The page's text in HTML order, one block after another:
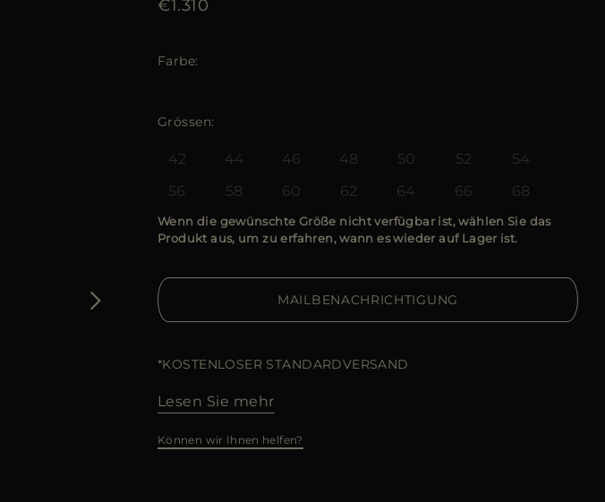
€1.310
Farbe
Grössen
42 44 46 48 50 52
54
56
58 60 62 64 66 68
Wenn die gewünschte Größe nicht verfügbar ist, wählen Sie das
Produkt aus, um zu erfahren, wann es wieder auf Lager ist.
MAILBENACHRICHTIGUNG
*KOSTENLOSER STANDARDVERSAND
Lesen Sie mehr
Können wir Ihnen helfen?